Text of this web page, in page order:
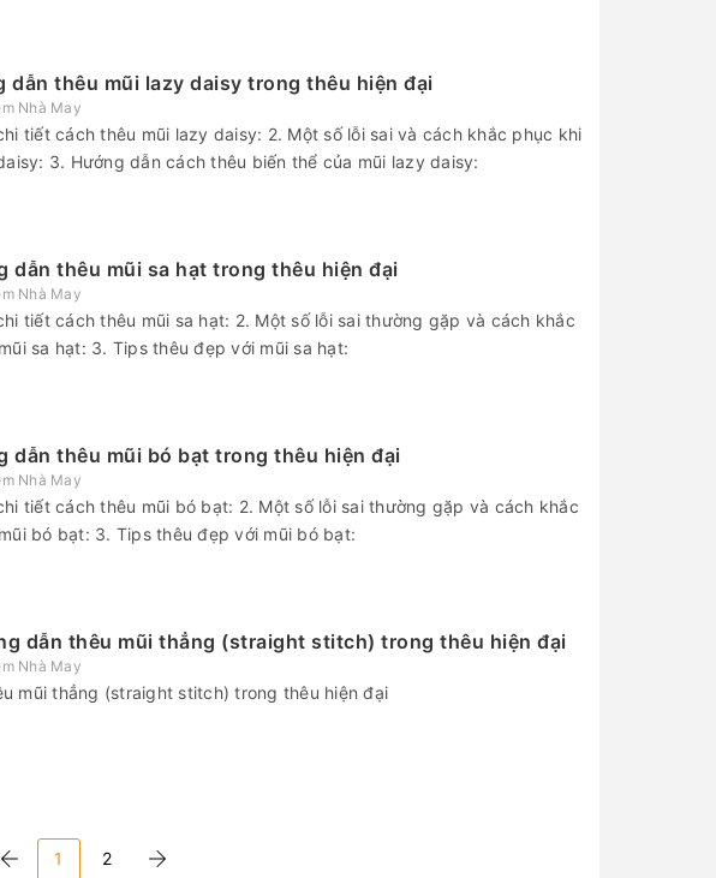
dẫn thêu mũi lazy daisy trong thêu hiện đại
Nhà May
tiết cách thêu mũi lazy daisy: 2. Một số lỗi sai và cách khắc phục khi
3. Hướng dẫn cách thêu biến thể của mũi lazy daisy:
dẫn thêu mũi sa hạt trong thêu hiện đại
Nhà May
tiết cách thêu mũi sa hạt: 2. Một số lỗi sai thường gặp và cách khắc
sa hạt: 3. Tips thêu đẹp với mũi sa hạt:
dẫn thêu mũi bó bạt trong thêu hiện đại
Nhà May
tiết cách thêu mũi bó bạt: 2. Một số lỗi sai thường gặp và cách khắc
bó bạt: 3. Tips thêu đẹp với mũi bó bạt:
dẫn thêu mũi thẳng (straight stitch) trong thêu hiện đại
Nhà May
mũi thẳng (straight stitch) trong thêu hiện đại
1 2